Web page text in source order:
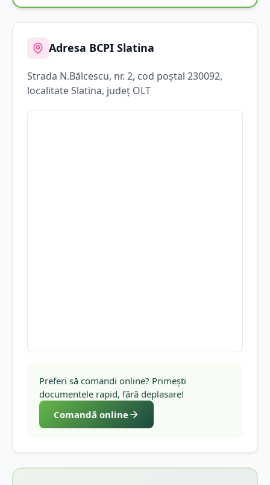
Adresa BCPI Slatina
Strada N.Bălcescu, nr. 2, cod poștal 230092,
localitateSlatina, județ OLT
Preferi să comandi online? Primești
documentele rapid, fără deplasare!
Comandă online